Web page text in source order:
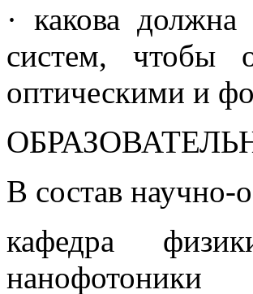
· какова должна
систем, чтобы
оптическими и
В состав научно-
кафедра